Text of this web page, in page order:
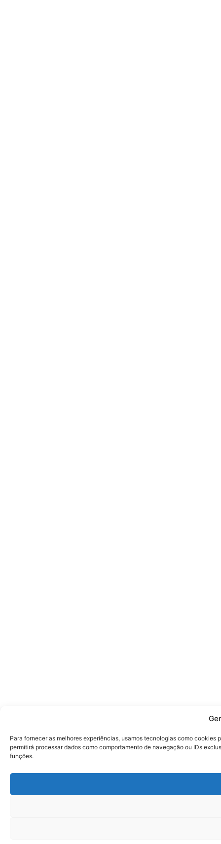
Para fornecer as melhores experiências, usamos tecnologias como
permitirá processar dados como comportamento de navegação ou IDs
funções.